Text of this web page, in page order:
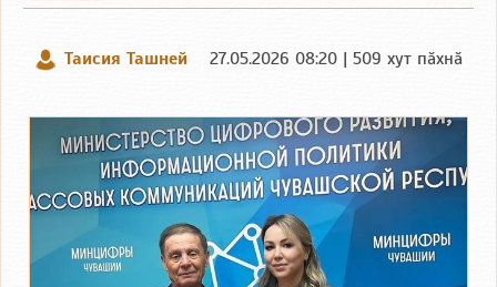
Таисия Ташней 27.05.2026 08:20 | 509 хут пӑхнӑ